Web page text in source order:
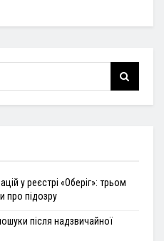
у реєстрі «Оберіг»: трьом
про підозру
після надзвичайної